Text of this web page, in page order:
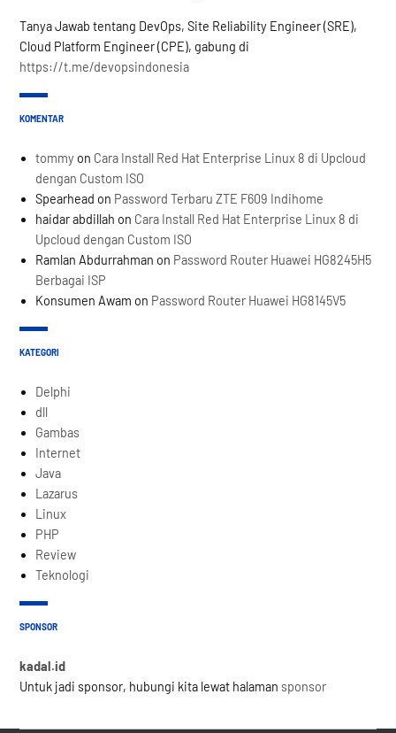
Tanya Jawab tentang DevOps, Site Reliability Engineer (SRE),
Cloud Platform Engineer (CPE), gabung di
https://t.me/devopsindonesia
KOMENTAR
tommy on Cara Install Red Hat Enterprise Linux 8 di Upcloud
dengan Custom ISO
Spearhead on Password Terbaru ZTE F609 Indihome
haidar abdillah on Cara Install Red Hat Enterprise Linux 8 di
Upcloud dengan Custom ISO
Ramlan Abdurrahman on Password Router Huawei HG8245H5
Berbagai ISP
Konsumen Awam on Password Router Huawei HG8145V5
KATEGORI
Delphi
dll
Gambas
Internet
Java
Lazarus
Linux
PHP
Review
Teknologi
SPONSOR
kadal.id
Untuk jadi sponsor, hubungi kita lewat halaman sponsor